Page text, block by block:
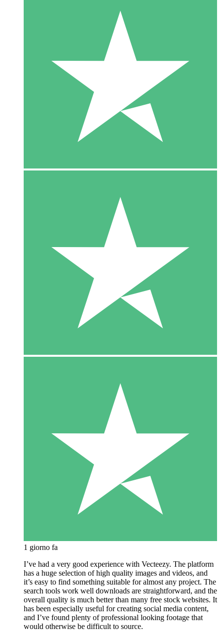
1 giorno fa
I’ve had a very good experience with Vecteezy. The platform
has a huge selection of high quality images and videos, and
it’s easy to find something suitable for almost any project. The
search tools work well downloads are straightforward, and the
overall quality is much better than many free stock websites. It
has been especially useful for creating social media content,
and I’ve found plenty of professional looking footage that
would otherwise be difficult to source.